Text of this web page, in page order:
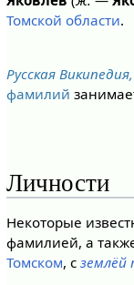
Томской области.
Русская
фамилий
Личности
Некоторые
фамилией, а
Томском, с землёй